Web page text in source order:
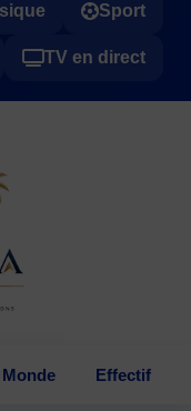
Sport
TV en direct
Monde Effectif